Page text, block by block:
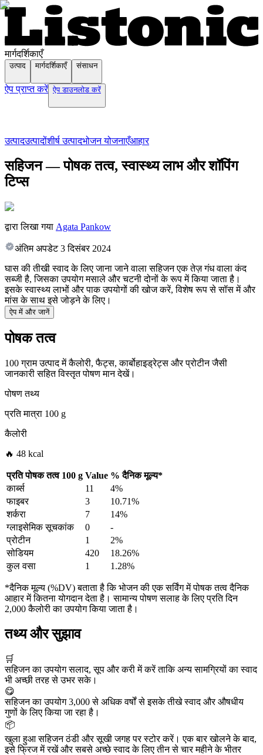
मार्गदर्शिकाएँ
उत्पाद मार्गदर्शिकाएँ संसाधन
ऐप प्राप्त करें ऐप डाउनलोड करें
उत्पादउत्पादोंशीर्ष उत्पादभोजन योजनाएँआहार
सहिजन — पोषक तत्व, स्वास्थ्य लाभ और शॉपिंग
टिप्स
द्वारा लिखा गया Agata Pankow
अंतिम अपडेट 3 दिसंबर 2024
घास की तीखी स्वाद के लिए जाना जाने वाला सहिजन एक तेज़ गंध वाला कंद
सब्जी है, जिसका उपयोग मसाले और चटनी दोनों के रूप में किया जाता है।
इसके स्वास्थ्य लाभों और पाक उपयोगों की खोज करें, विशेष रूप से सॉस में और
मांस के साथ इसे जोड़ने के लिए।
ऐप में और जानें
पोषक तत्व
100 ग्राम उत्पाद में कैलोरी, फैट्स, कार्बोहाइड्रेट्स और प्रोटीन जैसी
जानकारी सहित विस्तृत पोषण मान देखें।
पोषण तथ्य
प्रति मात्रा 100 g
कैलोरी
🔥 48 kcal
प्रति पोषक तत्व 100 g Value %दैनिक मूल्य*
कार्ब्स
11
4%
फाइबर
3
10.71%
शर्करा
7
14%
ग्लाइसेमिक सूचकांक
0
-
प्रोटीन
1
2%
सोडियम
420
18.26%
कुल वसा
1 1.28%
*दैनिक मूल्य (%DV) बताता है कि भोजन की एक सर्विंग में पोषक तत्व दैनिक
आहार में कितना योगदान देता है। सामान्य पोषण सलाह के लिए प्रति दिन
2,000 कैलोरी का उपयोग किया जाता है।
तथ्य और सुझाव
🛒
सहिजन का उपयोग सलाद, सूप और करी में करें ताकि अन्य सामग्रियों का स्वाद
भी अच्छी तरह से उभर सके।
😋
सहिजन का उपयोग 3,000 से अधिक वर्षों से इसके तीखे स्वाद और औषधीय
गुणों के लिए किया जा रहा है।
📦
खुला हुआ सहिजन ठंडी और सूखी जगह पर स्टोर करें। एक बार खोलने के बाद,
इसे फ्रिज में रखें और सबसे अच्छे स्वाद के लिए तीन से चार महीने के भीतर